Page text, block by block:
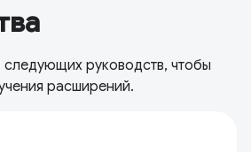
руководств, чтобы
расширений.